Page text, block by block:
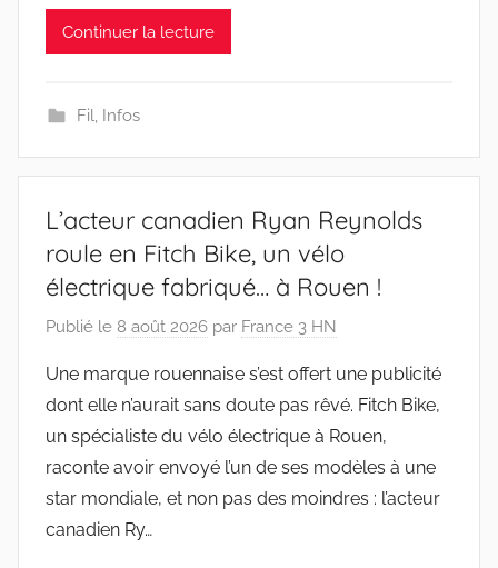
Continuer la lecture
Fil, Infos
L’acteur canadien Ryan Reynolds
roule en Fitch Bike, un vélo
électrique fabriqué… à Rouen !
Publié le 8 août 2026 par France 3 HN
Une marque rouennaise s’est offert une publicité
dont elle n’aurait sans doute pas rêvé. Fitch Bike,
un spécialiste du vélo électrique à Rouen,
raconte avoir envoyé l’un de ses modèles à une
star mondiale, et non pas des moindres : l’acteur
canadien Ry…